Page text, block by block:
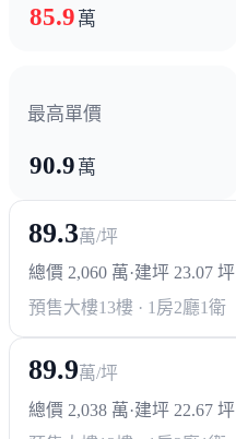
85.9 萬
最高單價
90.9 萬
89.3萬/坪
總價 2,060 萬·建坪 23.07 坪
預售大樓13樓 · 1房2廳1衛
89.9萬/坪
總價 2,038 萬·建坪 22.67 坪